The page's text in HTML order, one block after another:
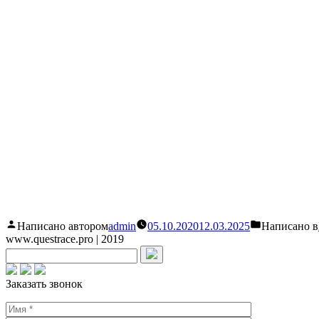
Написано авторомadmin 05.10.202012.03.2025 Написано в
www.questrace.pro | 2019
Заказать звонок